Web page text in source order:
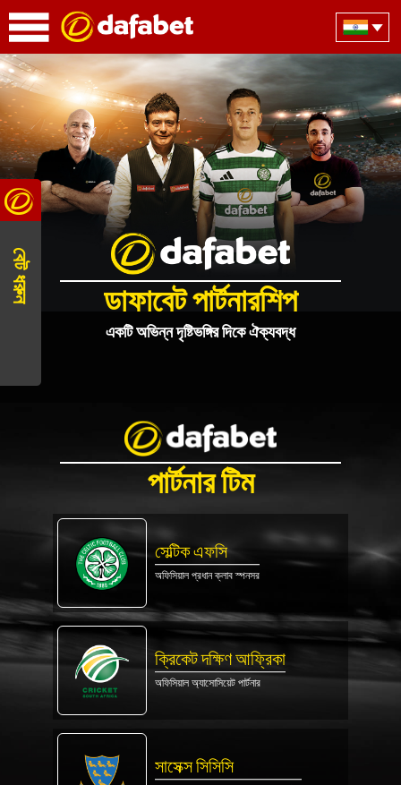
ডাফাবেট পার্টনারশিপ
একটি অভিন্ন দৃষ্টিভঙ্গির দিকে ঐক্যবদ্ধ
পার্টনার টিম
সেল্টিক এফসি
অফিসিয়াল প্রধান ক্লাব স্পনসর
ক্রিকেট দক্ষিণ আফ্রিকা
অফিসিয়াল অ্যাসোসিয়েট পার্টনার
সাসেক্স সিসিসি
বেট ধরুন